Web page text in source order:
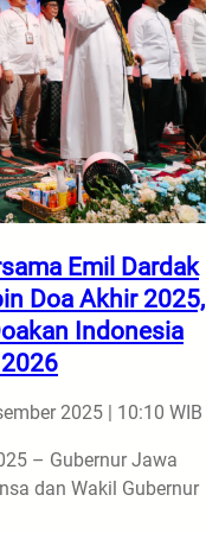
Emil Dardak
Doa Akhir 2025,
Indonesia
2025 | 10:10 WIB
– Gubernur Jawa
dan Wakil Gubernur